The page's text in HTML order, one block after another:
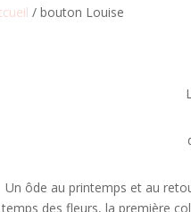
/ bouton Louise
Un ôde au printemps et au
temps des fleurs, la première